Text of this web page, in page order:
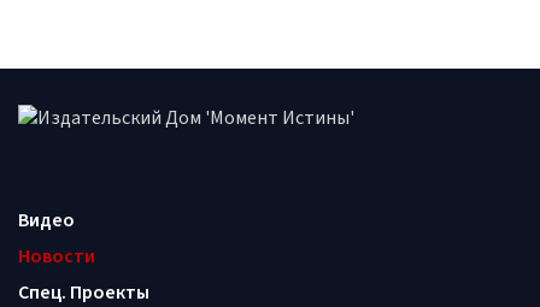
Видео
Новости
Спец. Проекты